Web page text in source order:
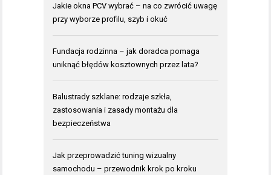
Jakie okna PCV wybrać – na co zwrócić uwagę
przy wyborze profilu, szyb i okuć
Fundacja rodzinna – jak doradca pomaga
uniknąć błędów kosztownych przez lata?
Balustrady szklane: rodzaje szkła,
zastosowania i zasady montażu dla
bezpieczeństwa
Jak przeprowadzić tuning wizualny
samochodu – przewodnik krok po kroku